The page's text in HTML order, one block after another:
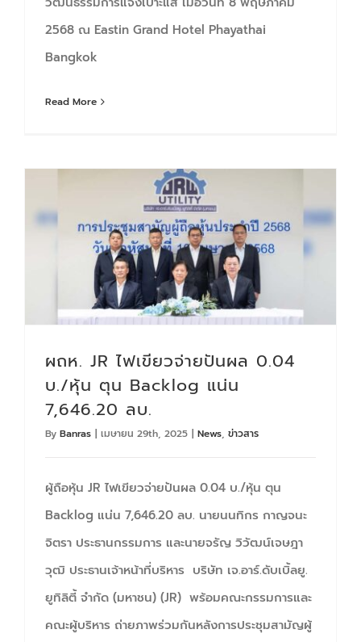
2568 ณ Eastin Grand Hotel Phayathai
Bangkok
Read More
ผถห. JR ไฟเขียวจ่ายปันผล 0.04
บ./หุ้น ตุน Backlog แน่น
7,646.20 ลบ.
By Banras | เมษายน 29th, 2025 | News, ข่าวสาร
ผู้ถือหุ้น JR ไฟเขียวจ่ายปันผล 0.04 บ./หุ้น ตุน
Backlog แน่น 7,646.20 ลบ. นายนนทิกร กาญจนะ
จิตรา ประธานกรรมการ และนายจรัญ วิวัฒน์เจษฎา
วุฒิ ประธานเจ้าหน้าที่บริหาร บริษัท เจ.อาร์.ดับเบิ้ลยู.
ยูทิลิตี้ จำกัด (มหาชน) (JR) พร้อมคณะกรรมการและ
คณะผู้บริหาร ถ่ายภาพร่วมกันหลังการประชุมสามัญผู้